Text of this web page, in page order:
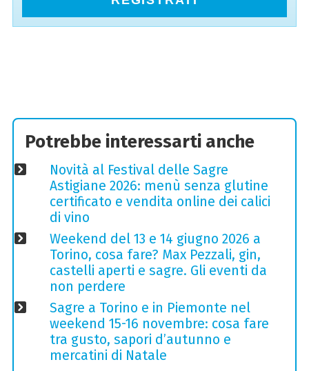
Potrebbe interessarti anche
Novità al Festival delle Sagre
Astigiane 2026: menù senza glutine
certificato e vendita online dei calici
di vino
Weekend del 13 e 14 giugno 2026 a
Torino, cosa fare? Max Pezzali, gin,
castelli aperti e sagre. Gli eventi da
non perdere
Sagre a Torino e in Piemonte nel
weekend 15-16 novembre: cosa fare
tra gusto, sapori d’autunno e
mercatini di Natale